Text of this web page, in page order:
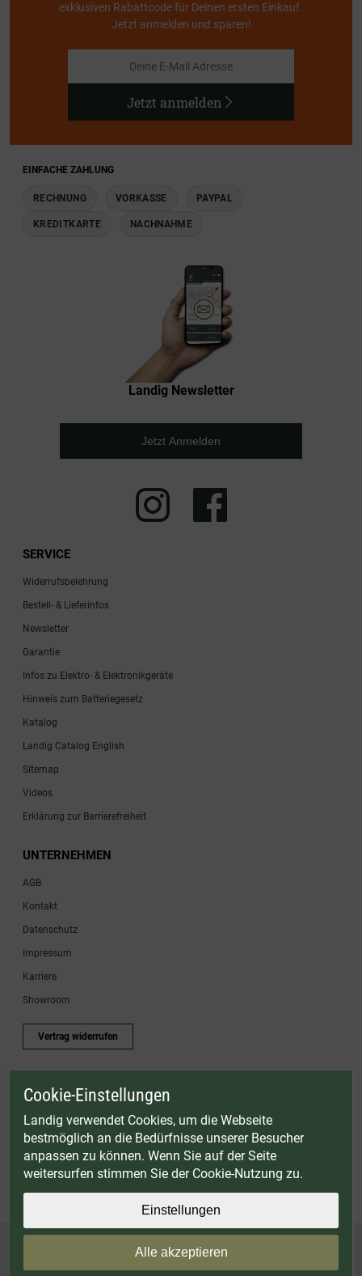
exklusiven Rabattcode für Deinen ersten Einkauf.
Jetzt anmelden und sparen!
Jetzt anmelden
EINFACHE ZAHLUNG
RECHNUNG VORKASSE PAYPAL
KREDITKARTE NACHNAHME
Landig Newsletter
Jetzt Anmelden
SERVICE
Widerrufsbelehrung
Bestell- & Lieferinfos
Newsletter
Garantie
Infos zu Elektro- & Elektronikgeräte
Hinweis zum Batteriegesetz
Katalog
Landig Catalog English
Sitemap
Videos
Erklärung zur Barrierefreiheit
UNTERNEHMEN
AGB
Kontakt
Datenschutz
Impressum
Karriere
Showroom
Vertrag widerrufen
* Gültig bis einschließlich 17.08.2026. Keine Barauszahlung möglich. Nicht mit
Zubehörartikel. Nicht einlösbar auf bereits rabattierte Sets.
© Landig 1982-2026 (44 Jahre Qualität)
Alle Preise inkl. gesetzl. Mehrwertsteuer, zuzüglich Versandkosten
Weitere Marken oder Shops der Landig + Lava GmbH & Co. KG: LAVA - Vakuumiergeräte
DRY AGER - Reifeschränke|VIESSMANN - Kühlzellen
Cookie-Einstellungen
Landig verwendet Cookies, um die Webseite
bestmöglich an die Bedürfnisse unserer Besucher
anpassen zu können. Wenn Sie auf der Seite
weitersurfen stimmen Sie der Cookie-Nutzung zu.
Einstellungen
Alle akzeptieren